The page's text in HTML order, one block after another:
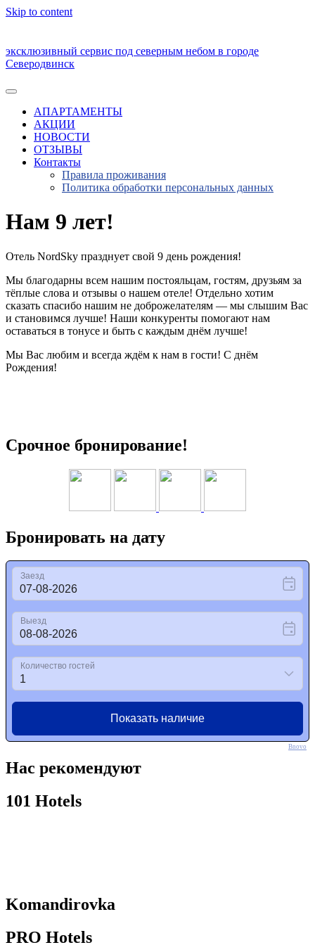
Skip to content
эксклюзивный сервис под северным небом в городе
Северодвинск
АПАРТАМЕНТЫ
АКЦИИ
НОВОСТИ
ОТЗЫВЫ
Контакты
Правила проживания
Политика обработки персональных данных
Нам 9 лет!
Отель NordSky празднует свой 9 день рождения!
Мы благодарны всем нашим постояльцам, гостям, друзьям за
тёплые слова и отзывы о нашем отеле! Отдельно хотим
сказать спасибо нашим не доброжелателям — мы слышим Вас
и становимся лучше! Наши конкуренты помогают нам
оставаться в тонусе и быть с каждым днём лучше!
Мы Вас любим и всегда ждём к нам в гости! С днём
Рождения!
Срочное бронирование!
Бронировать на дату
Bnovo
Нас рекомендуют
101 Hotels
Komandirovka
PRO Hotels